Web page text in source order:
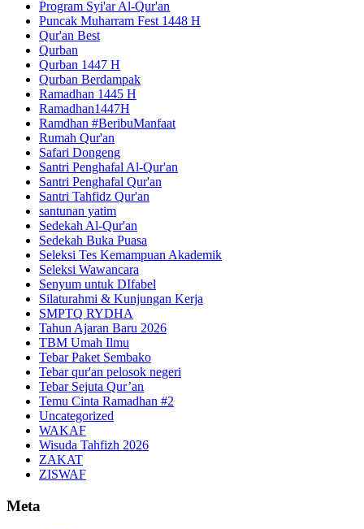
Program Syi'ar Al-Qur'an
Puncak Muharram Fest 1448 H
Qur'an Best
Qurban
Qurban 1447 H
Qurban Berdampak
Ramadhan 1445 H
Ramadhan1447H
Ramdhan #BeribuManfaat
Rumah Qur'an
Safari Dongeng
Santri Penghafal Al-Qur'an
Santri Penghafal Qur'an
Santri Tahfidz Qur'an
santunan yatim
Sedekah Al-Qur'an
Sedekah Buka Puasa
Seleksi Tes Kemampuan Akademik
Seleksi Wawancara
Senyum untuk DIfabel
Silaturahmi & Kunjungan Kerja
SMPTQ RYDHA
Tahun Ajaran Baru 2026
TBM Umah Ilmu
Tebar Paket Sembako
Tebar qur'an pelosok negeri
Tebar Sejuta Qur’an
Temu Cinta Ramadhan #2
Uncategorized
WAKAF
Wisuda Tahfizh 2026
ZAKAT
ZISWAF
Meta